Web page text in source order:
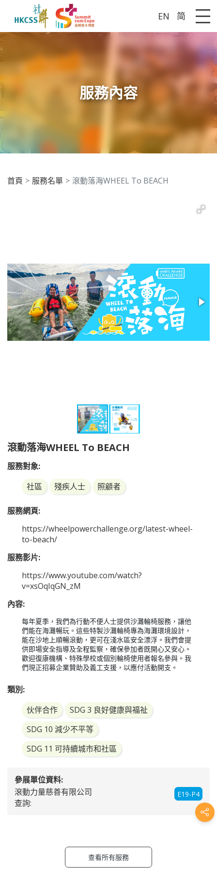
EN 简
服務內容
首頁 服務名單 滾動落海WHEEL To BEACH
滾動落海WHEEL To BEACH
服務對象:
社區
殘疾人士 照顧者
服務網頁:
https://wheelpowerchallenge.org/latest-wheel-
to-beach/
服務影片:
https://www.youtube.com/watch?
v=xsOqIqGN_zM
內容:
每年夏季，我們為行動不便人士提供沙灘輪椅服務，讓他
們能在海灘暢玩。這些特製沙灘輪椅專為海灘環境設計，
能在沙地上順暢滾動，更可在淺水區安全漂浮。我們會提
供即場安全指導及全程監察，確保參加者既開心又安心。
歡迎復康機構、特殊學校或個別輪椅使用者報名參與。我
們現正招募企業贊助及義工支援，以應付活動開支。
類別:
伙伴合作
SDG 3 良好健康與福祉
SDG 10 減少不平等
SDG 11 可持續城市和社區
參展單位資料:
E19-P4
滾動力量慈善有限公司
查詢:
查看所有服務